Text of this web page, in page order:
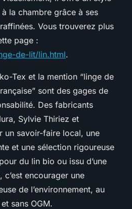
la chambre grâce à ses
Vous trouverez plus
page :
de-lit/lin.html.
Tex et la mention “linge de
sont des gages de
Des fabricants
Sylvie Thiriez et
un savoir-faire local, une
et une sélection rigoureuse
du lin bio ou issu d’une
encourager une
de l’environnement, au
sans OGM.